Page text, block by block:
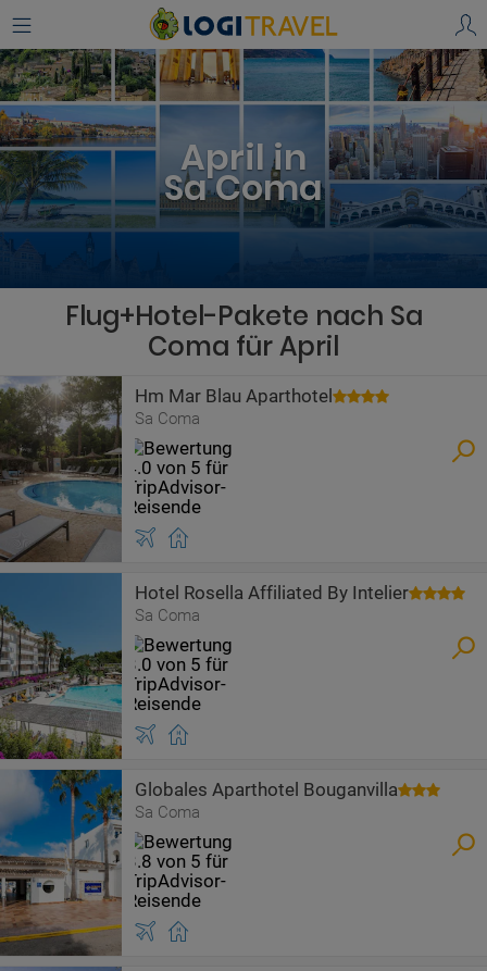
April in
Sa Coma
Flug+Hotel-Pakete nach Sa
Coma für April
Hm Mar Blau Aparthotel
Sa Coma
Hotel Rosella Affiliated By Intelier
Sa Coma
Globales Aparthotel Bouganvilla
Sa Coma